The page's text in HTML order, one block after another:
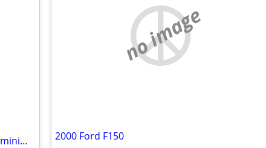
Renting my cars for $45 per day, 7 day minimum
no image
2000 Ford F150